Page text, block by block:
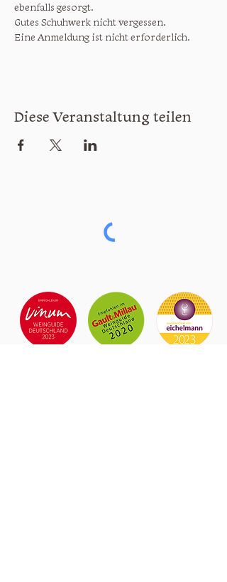
ebenfalls gesorgt.
Gutes Schuhwerk nicht vergessen.
Eine Anmeldung ist nicht erforderlich.
Diese Veranstaltung teilen